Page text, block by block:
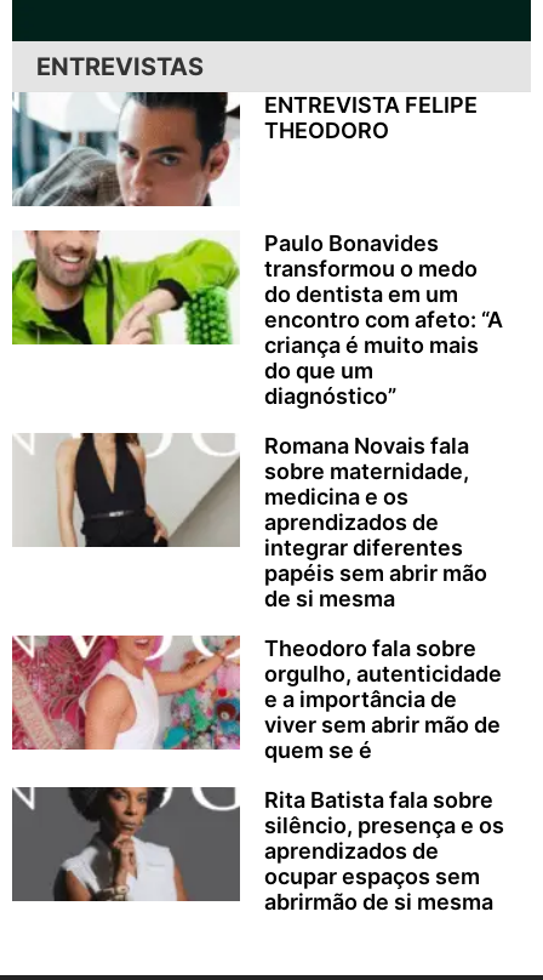
ENTREVISTAS
ENTREVISTA FELIPE
THEODORO
Paulo Bonavides
transformou o medo
do dentista em um
encontro com afeto: “A
criança é muito mais
do que um
diagnóstico”
Romana Novais fala
sobre maternidade,
medicina e os
aprendizados de
integrar diferentes
papéis sem abrir mão
de si mesma
Theodoro fala sobre
orgulho, autenticidade
e a importância de
viver sem abrir mão de
quem se é
Rita Batista fala sobre
silêncio, presença e os
aprendizados de
ocupar espaços sem
abrirmão de si mesma